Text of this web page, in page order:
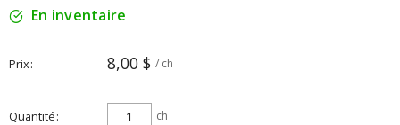
En inventaire
Prix 8,00 $ / ch
Quantité ch